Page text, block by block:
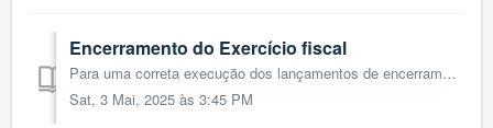
Encerramento do Exercício fiscal
Para uma correta execução dos lançamentos de encerramento do exercício fiscal no TOConline é pertinente começar por compreender que estes deverão ser efetua...
Sat, 3 Mai, 2025 às 3:45 PM